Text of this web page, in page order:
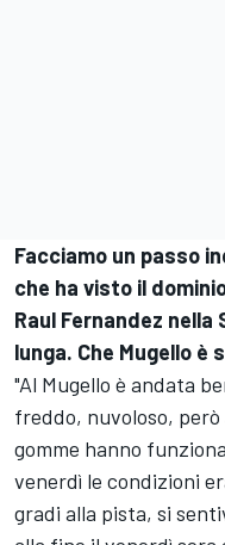
Facciamo un passo
che ha visto il
Raul Fernandez
lunga. Che Mugello è
"Al Mugello è andata
freddo, nuvoloso,
gomme hanno
venerdì le condizioni
gradi alla pista, si